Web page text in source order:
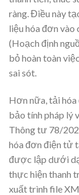
ràng. Điều này
liệu hóa đơn vào
(Hoạch định
bỏ hoàn toàn
sai sót.
Hơn nữa, tải
bảo tính pháp lý
Thông tư 78/
hóa đơn điện tử
được lập dưới
thực hiện thanh
xuất trình file